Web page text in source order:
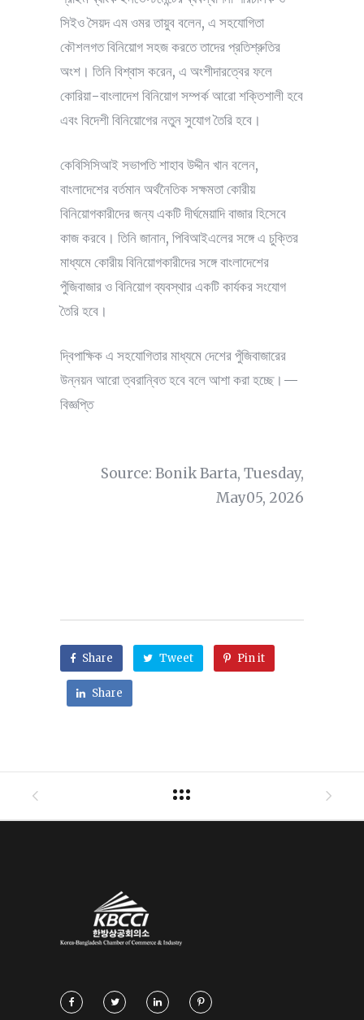
সিইও সৈয়দ এম ওমর তায়ুব বলেন, এ সহযোগিতা
কৌশলগত বিনিয়োগ সহজ করতে তাদের প্রতিশ্রুতির
অংশ। তিনি বিশ্বাস করেন, এ অংশীদারত্বের ফলে
কোরিয়া-বাংলাদেশ বিনিয়োগ সম্পর্ক আরো শক্তিশালী হবে
এবং বিদেশী বিনিয়োগের নতুন সুযোগ তৈরি হবে।
কেবিসিসিআই সভাপতি শাহাব উদ্দীন খান বলেন,
বাংলাদেশের বর্তমান অর্থনৈতিক সক্ষমতা কোরীয়
বিনিয়োগকারীদের জন্য একটি দীর্ঘমেয়াদি বাজার হিসেবে
কাজ করবে। তিনি জানান, পিবিআইএলের সঙ্গে এ চুক্তির
মাধ্যমে কোরীয় বিনিয়োগকারীদের সঙ্গে বাংলাদেশের
পুঁজিবাজার ও বিনিয়োগ ব্যবস্থার একটি কার্যকর সংযোগ
তৈরি হবে।
দ্বিপাক্ষিক এ সহযোগিতার মাধ্যমে দেশের পুঁজিবাজারের
উন্নয়ন আরো ত্বরান্বিত হবে বলে আশা করা হচ্ছে।—
বিজ্ঞপ্তি
Source: Bonik Barta, Tuesday,
May05, 2026
Share Tweet Pin it
Share